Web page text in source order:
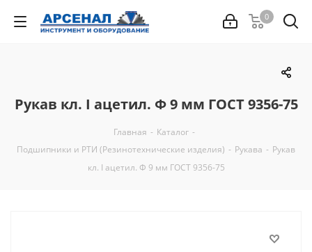
0
Рукав кл. I ацетил. Ф 9 мм ГОСТ 9356-75
Главная - Каталог -
Подшипники и РТИ (Резинотехнические изделия) - Рукава - Рукав
кл. I ацетил. Ф 9 мм ГОСТ 9356-75